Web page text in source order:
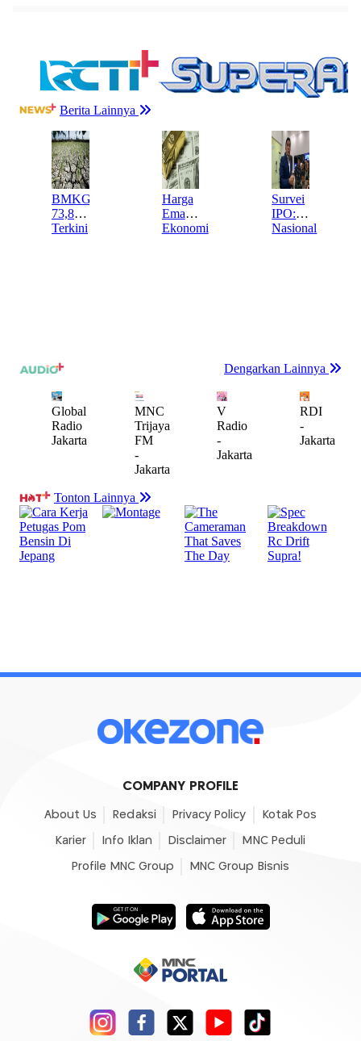
COMPANY PROFILE
About Us Redaksi Privacy Policy Kotak Pos
Karier Info Iklan Disclaimer MNC Peduli
Profile MNC Group MNC Group Bisnis